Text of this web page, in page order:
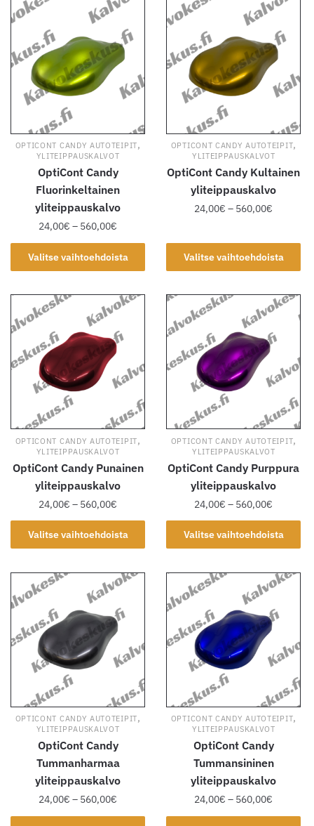
useampi
muunnelma.
Voit
tehdä
valinnat
tuotteen
useampi
muunnelma.
Voit
tehdä
valinnat
tuotteen
OPTICONT CANDY AUTOTEIPIT,
YLITEIPPAUSKALVOT
OptiCont Candy
Fluorinkeltainen
yliteippauskalvo
24,00€ – 560,00€
24,00€
-
560,00€
Valitse vaihtoehdoista
Tällä
tuotteella
useampi
muunnelma.
Voit
tehdä
valinnat
tuotteen
OPTICONT CANDY AUTOTEIPIT,
YLITEIPPAUSKALVOT
OptiCont Candy Kultainen
yliteippauskalvo
24,00€ – 560,00€
560,00€
Valitse vaihtoehdoista
tuotteella
on
muunnelma.
Voit
tehdä
valinnat
tuotteen
sivulla.
OPTICONT CANDY AUTOTEIPIT,
YLITEIPPAUSKALVOT
OptiCont Candy Punainen
yliteippauskalvo
24,00€ – 560,00€
24,00€
-
560,00€
Valitse vaihtoehdoista
Tällä
tuotteella
useampi
muunnelma.
Voit
tehdä
valinnat
tuotteen
OPTICONT CANDY AUTOTEIPIT,
YLITEIPPAUSKALVOT
OptiCont Candy Purppura
yliteippauskalvo
24,00€ – 560,00€
24,00€
-
560,00€
Valitse vaihtoehdoista
Tällä
tuotteella
useampi
muunnelma.
Voit
tehdä
valinnat
tuotteen
OPTICONT CANDY AUTOTEIPIT,
YLITEIPPAUSKALVOT
OptiCont Candy
Tummanharmaa
yliteippauskalvo
24,00€ – 560,00€
24,00€
OPTICONT CANDY AUTOTEIPIT,
YLITEIPPAUSKALVOT
OptiCont Candy
Tummansininen
yliteippauskalvo
24,00€ – 560,00€
24,00€